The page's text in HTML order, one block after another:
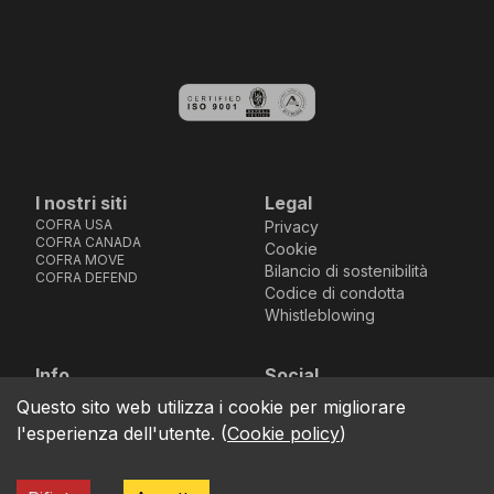
I nostri siti
COFRA USA
COFRA CANADA
COFRA MOVE
COFRA DEFEND
Legal
Privacy
Cookie
Bilancio di sostenibilità
Codice di condotta
Whistleblowing
Info
location_on76121 Barletta - BT -
ITALIA
Social
Facebook
Instagram
Youtube
LinkedIn
Questo sito web utilizza i cookie per migliorare
l'esperienza dell'utente. (Cookie policy)